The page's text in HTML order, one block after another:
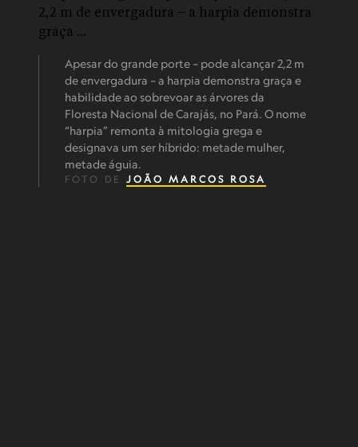
Apesar do grande porte – pode alcançar 2,2 m
de envergadura – a harpia demonstra graça e
habilidade ao sobrevoar as árvores da
Floresta Nacional de Carajás, no Pará. O nome
“harpia” remonta à mitologia grega e
designava um ser híbrido: metade mulher,
metade águia.
FOTO DE JOÃO MARCOS ROSA